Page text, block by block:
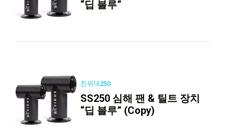
“딥 블루”
친위대250
SS250 심해 팬 & 틸트 장치
“딥 블루” (Copy)